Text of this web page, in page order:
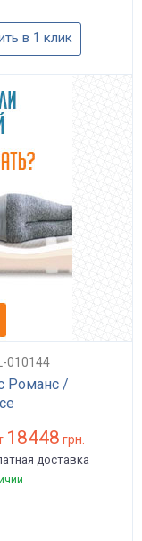
в 1 клик
010144
Романс /
18448 грн.
доставка